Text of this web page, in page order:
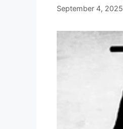
September 4, 2025